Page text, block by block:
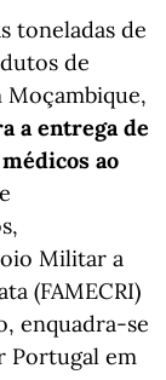
toneladas de
de
Moçambique,
a entrega de
ao
Militar a
(FAMECRI)
enquadra-se
Portugal em